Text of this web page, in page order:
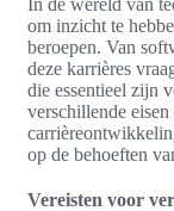
In de wereld van
om inzicht te
beroepen. Van
deze karrières
die essentieel zijn
verschillende
op de behoeften
Vereisten voor